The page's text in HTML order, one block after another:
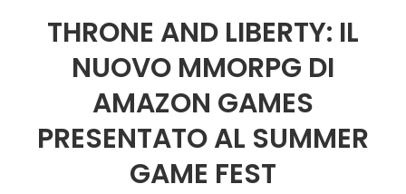
THRONE AND LIBERTY: IL
NUOVO MMORPG DI
AMAZON GAMES
PRESENTATO AL SUMMER
GAME FEST